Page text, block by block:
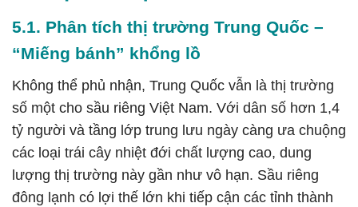
5.1. Phân tích thị trường Trung Quốc –
“Miếng bánh” khổng lồ
Không thể phủ nhận, Trung Quốc vẫn là thị trường
số một cho sầu riêng Việt Nam. Với dân số hơn 1,4
tỷ người và tầng lớp trung lưu ngày càng ưa chuộng
các loại trái cây nhiệt đới chất lượng cao, dung
lượng thị trường này gần như vô hạn. Sầu riêng
đông lạnh có lợi thế lớn khi tiếp cận các tỉnh thành